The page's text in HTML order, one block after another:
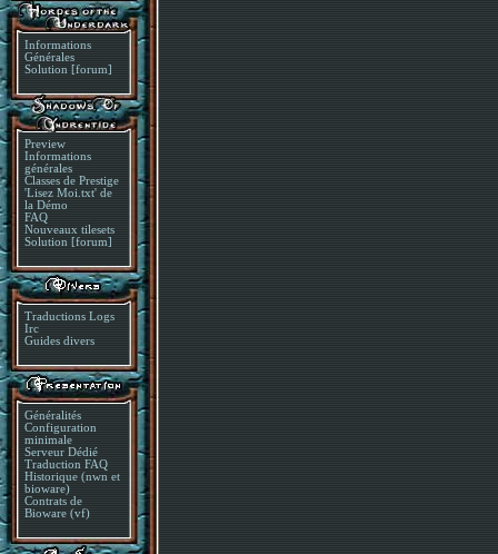
Informations
Générales
Solution [forum]
Preview
Informations
générales
Classes de Prestige
'Lisez Moi.txt' de
la Démo
FAQ
Nouveaux tilesets
Solution [forum]
Traductions Logs
Irc
Guides divers
Généralités
Configuration
minimale
Serveur Dédié
Traduction FAQ
Historique (nwn et
bioware)
Contrats de
Bioware (vf)